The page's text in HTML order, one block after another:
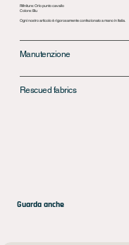
Rifiniture: Orlo punto cavallo
Colore: Blu
Ogni nostro articolo è rigorosamente confezionato a mano in Italia.
Manutenzione
Rescued fabrics
Guarda anche